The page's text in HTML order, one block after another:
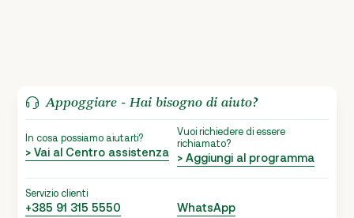
Appoggiare - Hai bisogno di aiuto?
In cosa possiamo aiutarti?
> Vai al Centro assistenza
Vuoi richiedere di essere
richiamato?
> Aggiungi al programma
Servizio clienti
+385 91 315 5550 WhatsApp